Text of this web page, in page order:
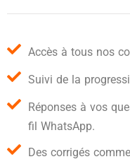
Accès à tous nos
Suivi de la
Réponses à vos
fil WhatsApp.
Des corrigés